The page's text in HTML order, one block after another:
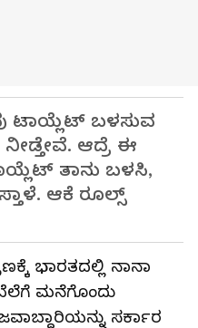
ಟಾಯ್ಲೆಟ್ ಬಳಸುವ
ಆದ್ರೆ ಈ
ತಾನು ಬಳಸಿ,
ಆಕೆ ರೂಲ್ಸ್
ಭಾರತದಲ್ಲಿ ನಾನಾ
ಮನೆಗೊಂದು
ಸರ್ಕಾರ